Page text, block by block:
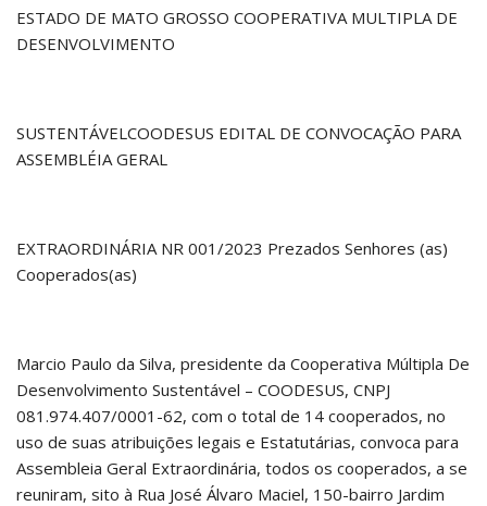
ESTADO DE MATO GROSSO COOPERATIVA MULTIPLA DE
DESENVOLVIMENTO
SUSTENTÁVELCOODESUS EDITAL DE CONVOCAÇÃO PARA
ASSEMBLÉIA GERAL
EXTRAORDINÁRIA NR 001/2023 Prezados Senhores (as)
Cooperados(as)
Marcio Paulo da Silva, presidente da Cooperativa Múltipla De
Desenvolvimento Sustentável – COODESUS, CNPJ
081.974.407/0001-62, com o total de 14 cooperados, no
uso de suas atribuições legais e Estatutárias, convoca para
Assembleia Geral Extraordinária, todos os cooperados, a se
reuniram, sito à Rua José Álvaro Maciel, 150-bairro Jardim